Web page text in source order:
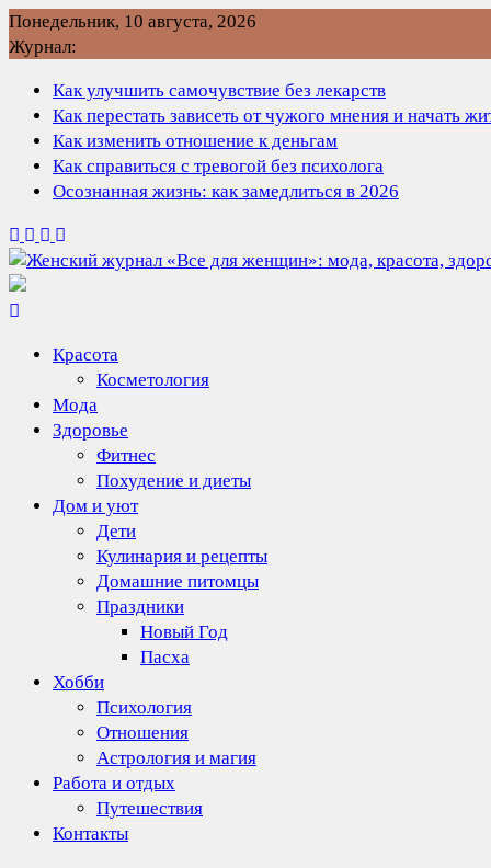
Перейти
к
Понедельник, 10 августа, 2026
Журнал:
Как улучшить самочувствие без лекарств
Как перестать зависеть от чужого мнения и начать
Как изменить отношение к деньгам
Как справиться с тревогой без психолога
Осознанная жизнь: как замедлиться в 2026
Красота
Косметология
Мода
Здоровье
Фитнес
Похудение и диеты
Дом и уют
Дети
Кулинария и рецепты
Домашние питомцы
Праздники
Новый Год
Пасха
Хобби
Психология
Отношения
Астрология и магия
Работа и отдых
Путешествия
Контакты